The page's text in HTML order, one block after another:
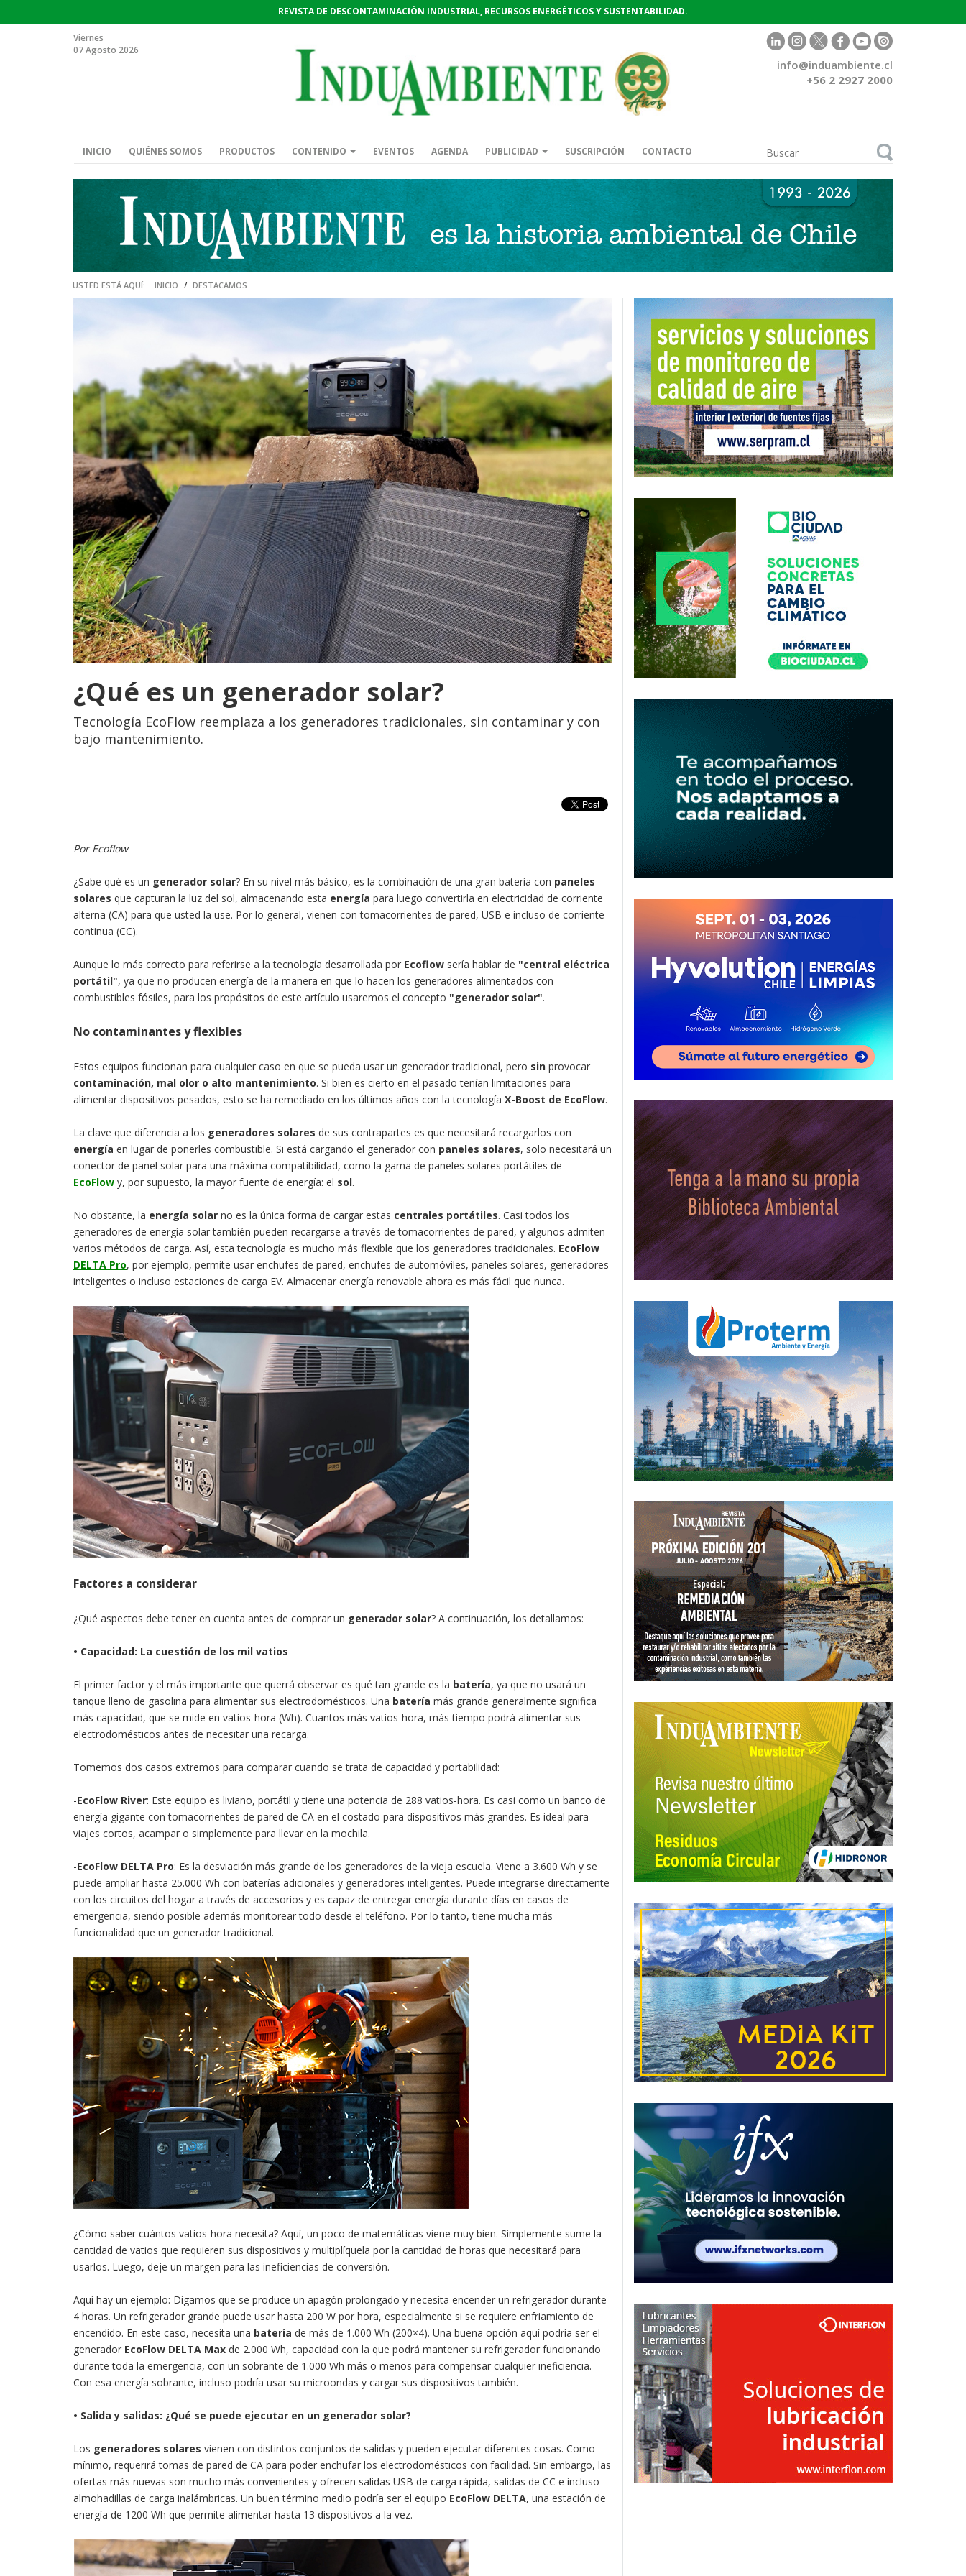
REVISTA DE DESCONTAMINACIÓN INDUSTRIAL, RECURSOS ENERGÉTICOS Y SUSTENTABILIDAD.
Viernes
07 Agosto 2026
info@induambiente.cl
+56 2 2927 2000
INICIO QUIÉNES SOMOS PRODUCTOS CONTENIDO EVENTOS AGENDA PUBLICIDAD SUSCRIPCIÓN CONTACTO
USTED ESTÁ AQUÍ: INICIO / DESTACAMOS
¿Qué es un generador solar?
Tecnología EcoFlow reemplaza a los generadores tradicionales, sin contaminar y con
bajo mantenimiento.
Por Ecoflow
¿Sabe qué es un generador solar? En su nivel más básico, es la combinación de una gran batería con paneles
solares que capturan la luz del sol, almacenando esta energía para luego convertirla en electricidad de corriente
alterna (CA) para que usted la use. Por lo general, vienen con tomacorrientes de pared, USB e incluso de corriente
continua (CC).
Aunque lo más correcto para referirse a la tecnología desarrollada por Ecoflow sería hablar de "central eléctrica
portátil", ya que no producen energía de la manera en que lo hacen los generadores alimentados con
combustibles fósiles, para los propósitos de este artículo usaremos el concepto "generador solar".
No contaminantes y flexibles
Estos equipos funcionan para cualquier caso en que se pueda usar un generador tradicional, pero sin provocar
contaminación, mal olor o alto mantenimiento. Si bien es cierto en el pasado tenían limitaciones para
alimentar dispositivos pesados, esto se ha remediado en los últimos años con la tecnología X-Boost de EcoFlow.
La clave que diferencia a los generadores solares de sus contrapartes es que necesitará recargarlos con
energía en lugar de ponerles combustible. Si está cargando el generador con paneles solares, solo necesitará un
conector de panel solar para una máxima compatibilidad, como la gama de paneles solares portátiles de
EcoFlow y, por supuesto, la mayor fuente de energía: el sol.
No obstante, la energía solar no es la única forma de cargar estas centrales portátiles. Casi todos los
generadores de energía solar también pueden recargarse a través de tomacorrientes de pared, y algunos admiten
varios métodos de carga. Así, esta tecnología es mucho más flexible que los generadores tradicionales. EcoFlow
DELTA Pro, por ejemplo, permite usar enchufes de pared, enchufes de automóviles, paneles solares, generadores
inteligentes o incluso estaciones de carga EV. Almacenar energía renovable ahora es más fácil que nunca.
Factores a considerar
¿Qué aspectos debe tener en cuenta antes de comprar un generador solar? A continuación, los detallamos:
• Capacidad: La cuestión de los mil vatios
El primer factor y el más importante que querrá observar es qué tan grande es la batería, ya que no usará un
tanque lleno de gasolina para alimentar sus electrodomésticos. Una batería más grande generalmente significa
más capacidad, que se mide en vatios-hora (Wh). Cuantos más vatios-hora, más tiempo podrá alimentar sus
electrodomésticos antes de necesitar una recarga.
Tomemos dos casos extremos para comparar cuando se trata de capacidad y portabilidad:
-EcoFlow River: Este equipo es liviano, portátil y tiene una potencia de 288 vatios-hora. Es casi como un banco de
energía gigante con tomacorrientes de pared de CA en el costado para dispositivos más grandes. Es ideal para
viajes cortos, acampar o simplemente para llevar en la mochila.
-EcoFlow DELTA Pro: Es la desviación más grande de los generadores de la vieja escuela. Viene a 3.600 Wh y se
puede ampliar hasta 25.000 Wh con baterías adicionales y generadores inteligentes. Puede integrarse directamente
con los circuitos del hogar a través de accesorios y es capaz de entregar energía durante días en casos de
emergencia, siendo posible además monitorear todo desde el teléfono. Por lo tanto, tiene mucha más
funcionalidad que un generador tradicional.
¿Cómo saber cuántos vatios-hora necesita? Aquí, un poco de matemáticas viene muy bien. Simplemente sume la
cantidad de vatios que requieren sus dispositivos y multiplíquela por la cantidad de horas que necesitará para
usarlos. Luego, deje un margen para las ineficiencias de conversión.
Aquí hay un ejemplo: Digamos que se produce un apagón prolongado y necesita encender un refrigerador durante
4 horas. Un refrigerador grande puede usar hasta 200 W por hora, especialmente si se requiere enfriamiento de
encendido. En este caso, necesita una batería de más de 1.000 Wh (200×4). Una buena opción aquí podría ser el
generador EcoFlow DELTA Max de 2.000 Wh, capacidad con la que podrá mantener su refrigerador funcionando
durante toda la emergencia, con un sobrante de 1.000 Wh más o menos para compensar cualquier ineficiencia.
Con esa energía sobrante, incluso podría usar su microondas y cargar sus dispositivos también.
• Salida y salidas: ¿Qué se puede ejecutar en un generador solar?
Los generadores solares vienen con distintos conjuntos de salidas y pueden ejecutar diferentes cosas. Como
mínimo, requerirá tomas de pared de CA para poder enchufar los electrodomésticos con facilidad. Sin embargo, las
ofertas más nuevas son mucho más convenientes y ofrecen salidas USB de carga rápida, salidas de CC e incluso
almohadillas de carga inalámbricas. Un buen término medio podría ser el equipo EcoFlow DELTA, una estación de
energía de 1200 Wh que permite alimentar hasta 13 dispositivos a la vez.